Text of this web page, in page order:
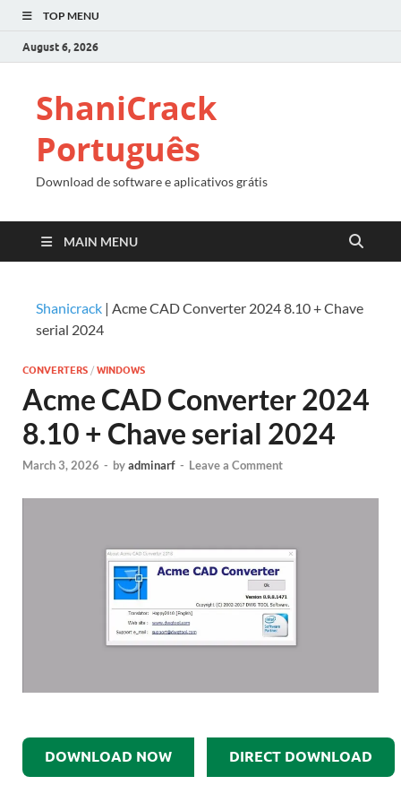
TOP MENU
August 6, 2026
ShaniCrack
Português
Download de software e aplicativos grátis
MAIN MENU
Shanicrack | Acme CAD Converter 2024 8.10 + Chave
serial 2024
CONVERTERS / WINDOWS
Acme CAD Converter 2024
8.10 + Chave serial 2024
March 3, 2026 - byadminarf - Leave a Comment
DOWNLOAD NOW DIRECT DOWNLOAD